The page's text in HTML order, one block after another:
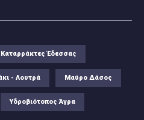
Καταρράκτες Έδεσσας
- Λουτρά Μαύρο Δάσος
Υδροβιότοπος Άγρα